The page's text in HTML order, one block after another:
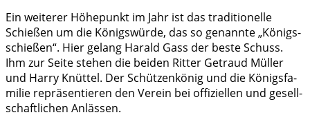
Ein wei­te­rer Höhe­punkt im Jahr ist das tra­di­tio­nel­le
Schie­ßen um die Königs­wür­de, das so genann­te „Königs­
schie­ßen“. Hier gelang Harald Gass der bes­te Schuss.
Ihm zur Sei­te ste­hen die bei­den Rit­ter Getraud Mül­ler
und Har­ry Knüt­tel. Der Schüt­zen­kö­nig und die Königs­fa­
mi­lie reprä­sen­tie­ren den Ver­ein bei offi­zi­el­len und gesell­
schaft­li­chen Anlässen.